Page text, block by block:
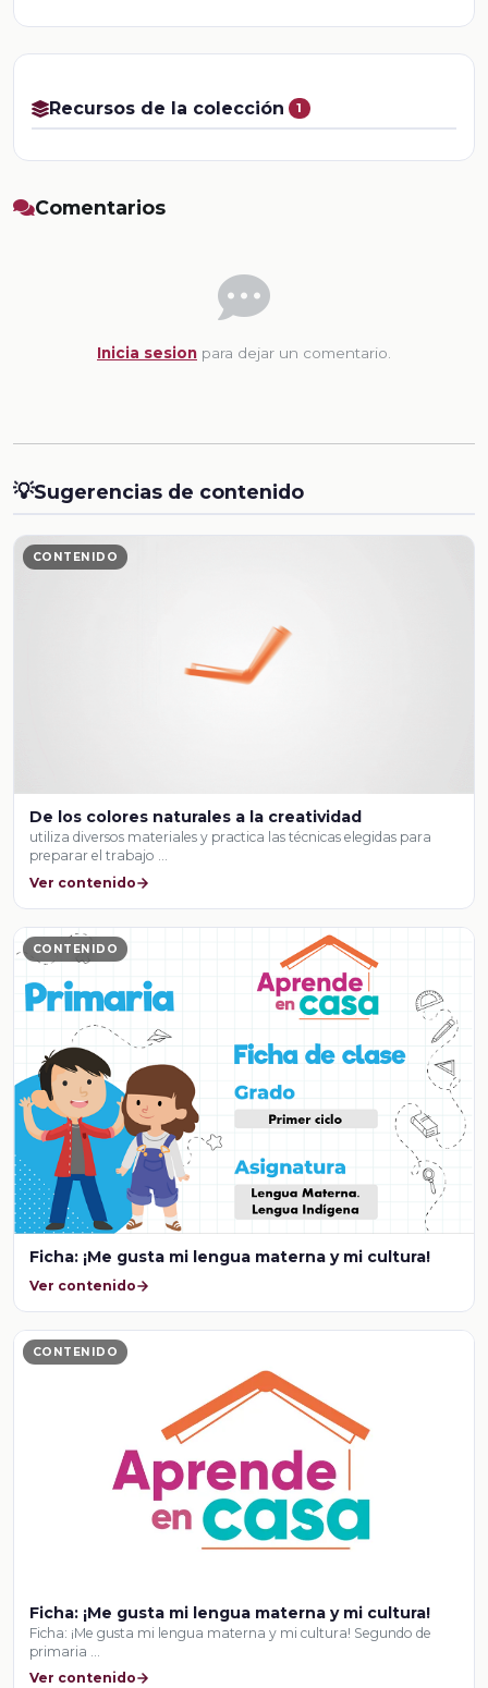
Recursos de la colección 1
Comentarios
Inicia sesion para dejar un comentario.
💡Sugerencias de contenido
CONTENIDO
De los colores naturales a la creatividad
utiliza diversos materiales y practica las técnicas elegidas para
preparar el trabajo …
Ver contenido
CONTENIDO
Ficha: ¡Me gusta mi lengua materna y mi cultura!
Ver contenido
CONTENIDO
Ficha: ¡Me gusta mi lengua materna y mi cultura!
Ficha: ¡Me gusta mi lengua materna y mi cultura! Segundo de
primaria …
Ver contenido